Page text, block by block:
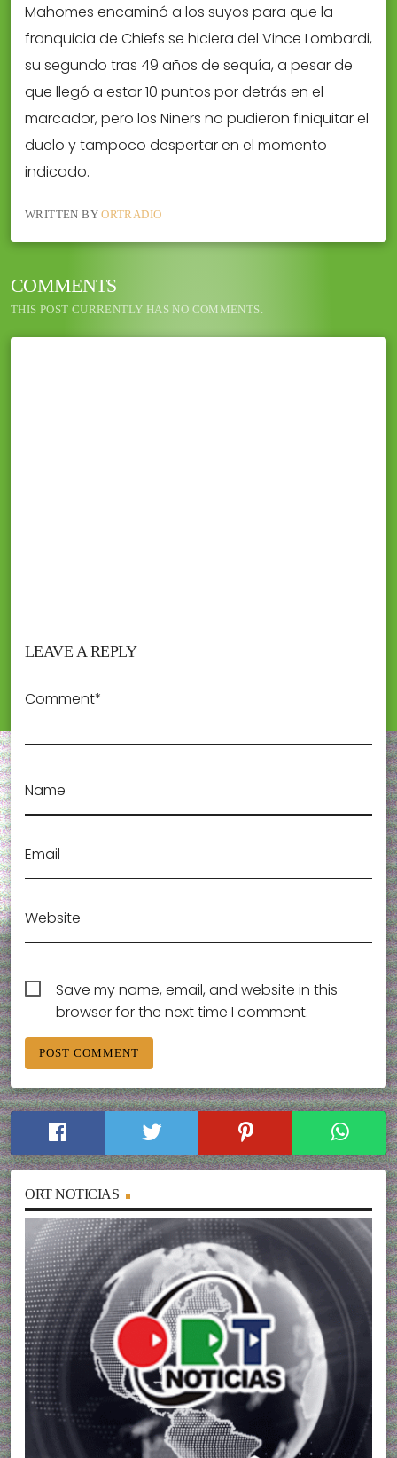
Mahomes encaminó a los suyos para que la
franquicia de Chiefs se hiciera del Vince Lombardi,
su segundo tras 49 años de sequía, a pesar de
que llegó a estar 10 puntos por detrás en el
marcador, pero los Niners no pudieron finiquitar el
duelo y tampoco despertar en el momento
indicado.
WRITTEN BYORTRADIO
COMMENTS
THIS POST CURRENTLY HAS NO COMMENTS.
LEAVE A REPLY
Comment*
Name
Email
Website
Save my name, email, and website in this
browser for the next time I comment.
ORT NOTICIAS